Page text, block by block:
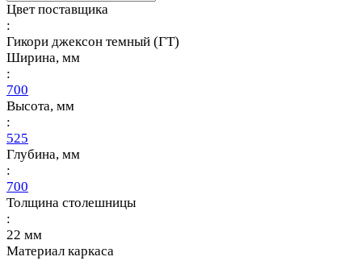
Цвет поставщика
:
Гикори джексон темный (ГТ)
Ширина, мм
:
700
Высота, мм
:
525
Глубина, мм
:
700
Толщина столешницы
:
22 мм
Материал каркаса